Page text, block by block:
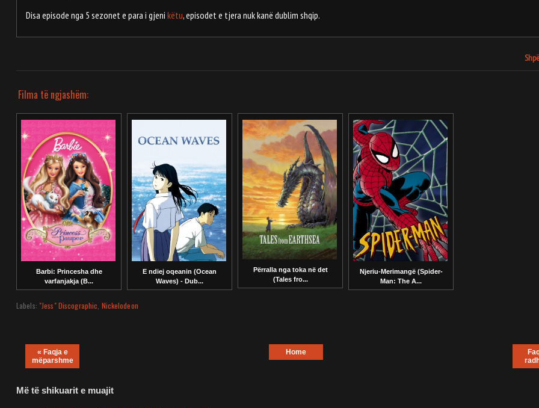
Disa episode nga 5 sezonet e para i gjeni këtu, episodet e tjera nuk kanë dublim shqip.
Filma të ngjashëm:
Barbi: Princesha dhe
varfanjakja (B...
E ndiej oqeanin (Ocean
Waves) - Dub...
Përralla nga toka në det
(Tales fro...
Njeriu-Merimangë (Spider-
Man: The A...
Labels: "Jess" Discographic Nickelodeon
« Faqja e
mëparshme
Home
Më të shikuarit e muajit